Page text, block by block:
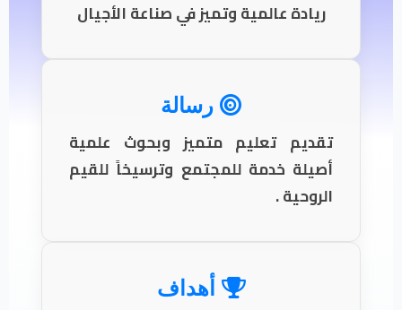
ريادة عالمية وتميز في صناعة الأجيال
رسالة
تقديم تعليم متميز وبحوث علمية
أصيلة خدمة للمجتمع وترسيخاً للقيم
الروحية .
أهداف